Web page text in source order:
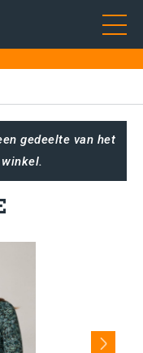
gedeelte van het
Next